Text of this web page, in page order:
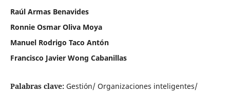
Raúl Armas Benavides
Ronnie Osmar Oliva Moya
Manuel Rodrigo Taco Antón
Francisco Javier Wong Cabanillas
Palabras clave: Gestión/ Organizaciones inteligentes/